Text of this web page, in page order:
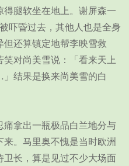
腿软坐在地上。谢屏森一
吓昏过去，其他人也是全身
还算镇定地帮李映雪救
笑对尚美雪说：「看来天上
结果是换来尚美雪的白
拿出一瓶极品白兰地分与
。马里奥不愧是当时欧洲
卫长，算是见过不少大场面